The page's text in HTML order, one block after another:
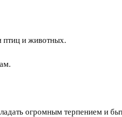
птиц и животных.
огромным терпением и